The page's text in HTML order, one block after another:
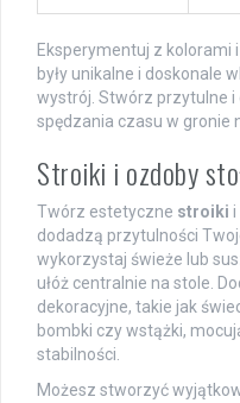
Eksperymentuj z kolorami
były unikalne i doskonale
wystrój. Stwórz przytulne i
spędzania czasu w gronie
Stroiki i ozdoby
Twórz estetyczne stroiki i
dodadzą przytulności
wykorzystaj świeże lub
ułóż centralnie na stole.
dekoracyjne, takie jak
bombki czy wstążki,
stabilności.
Możesz stworzyć